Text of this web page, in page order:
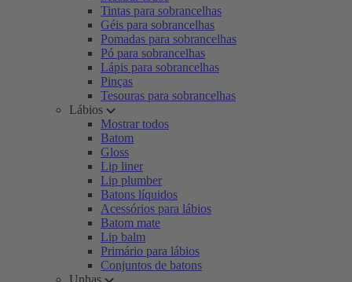
Tintas para sobrancelhas
Géis para sobrancelhas
Pomadas para sobrancelhas
Pó para sobrancelhas
Lápis para sobrancelhas
Pinças
Tesouras para sobrancelhas
Lábios
Mostrar todos
Batom
Gloss
Lip liner
Lip plumber
Batons líquidos
Acessórios para lábios
Batom mate
Lip balm
Primário para lábios
Conjuntos de batons
Unhas